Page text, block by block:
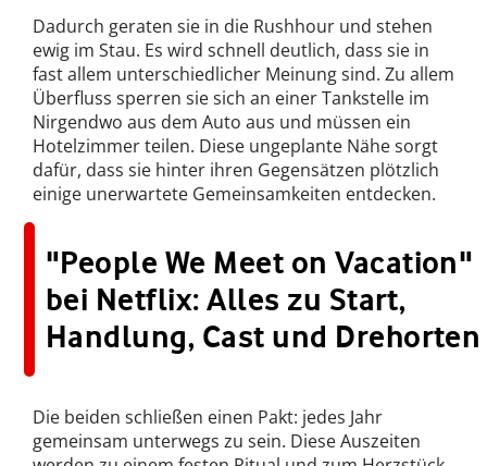
Dadurch geraten sie in die Rushhour und stehen
ewig im Stau. Es wird schnell deutlich, dass sie in
fast allem unterschiedlicher Meinung sind. Zu allem
Überfluss sperren sie sich an einer Tankstelle im
Nirgendwo aus dem Auto aus und müssen ein
Hotelzimmer teilen. Diese ungeplante Nähe sorgt
dafür, dass sie hinter ihren Gegensätzen plötzlich
einige unerwartete Gemeinsamkeiten entdecken.
"People We Meet on Vacation"
bei Netflix: Alles zu Start,
Handlung, Cast und Drehorten
Die beiden schließen einen Pakt: jedes Jahr
gemeinsam unterwegs zu sein. Diese Auszeiten